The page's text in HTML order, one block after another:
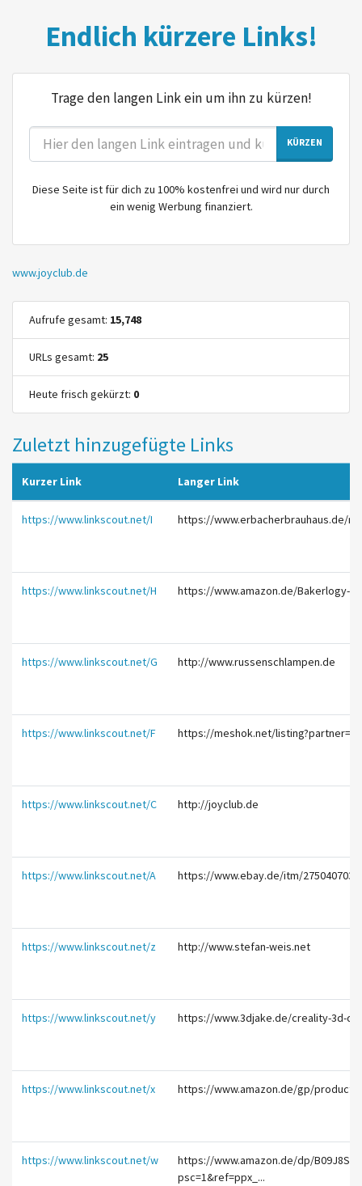
Endlich kürzere Links!
Trage den langen Link ein um ihn zu kürzen!
KÜRZEN
Diese Seite ist für dich zu 100% kostenfrei und wird nur durch
ein wenig Werbung finanziert.
www.joyclub.de
Aufrufe gesamt: 15,748
URLs gesamt: 25
Heute frisch gekürzt: 0
Zuletzt hinzugefügte Links
Kurzer Link Langer Link
https://www.linkscout.net/I https://www.erbacherbrauhaus.de/
https://www.linkscout.net/H https://www.amazon.de/Bakerlogy-
https://www.linkscout.net/G http://www.russenschlampen.de
https://www.linkscout.net/F https://meshok.net/
https://www.linkscout.net/C http://joyclub.de
https://www.linkscout.net/A https://www.ebay.de/itm/
https://www.linkscout.net/z http://www.stefan-weis.net
https://www.linkscout.net/y https://www.3djake.de/creality-3d-
https://www.linkscout.net/x https://www.amazon.de/gp/product/
https://www.linkscout.net/w
https://www.amazon.de/dp/
psc=1&ref=ppx_...